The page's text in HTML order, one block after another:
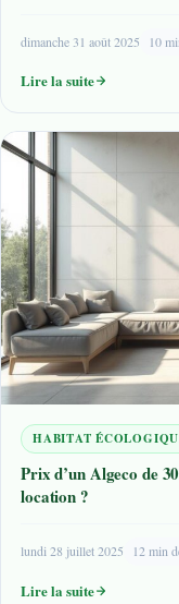
dimanche 31 août 2025 10
Lire la suite
HABITAT
Prix d’un Algeco de
location ?
lundi 28 juillet 2025 12 min
Lire la suite